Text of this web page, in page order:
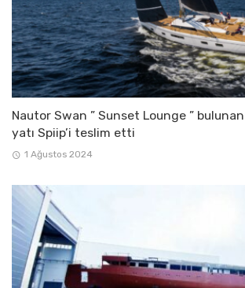
Nautor Swan ” Sunset Lounge ”
yatı Spiip’i teslim etti
1 Ağustos 2024